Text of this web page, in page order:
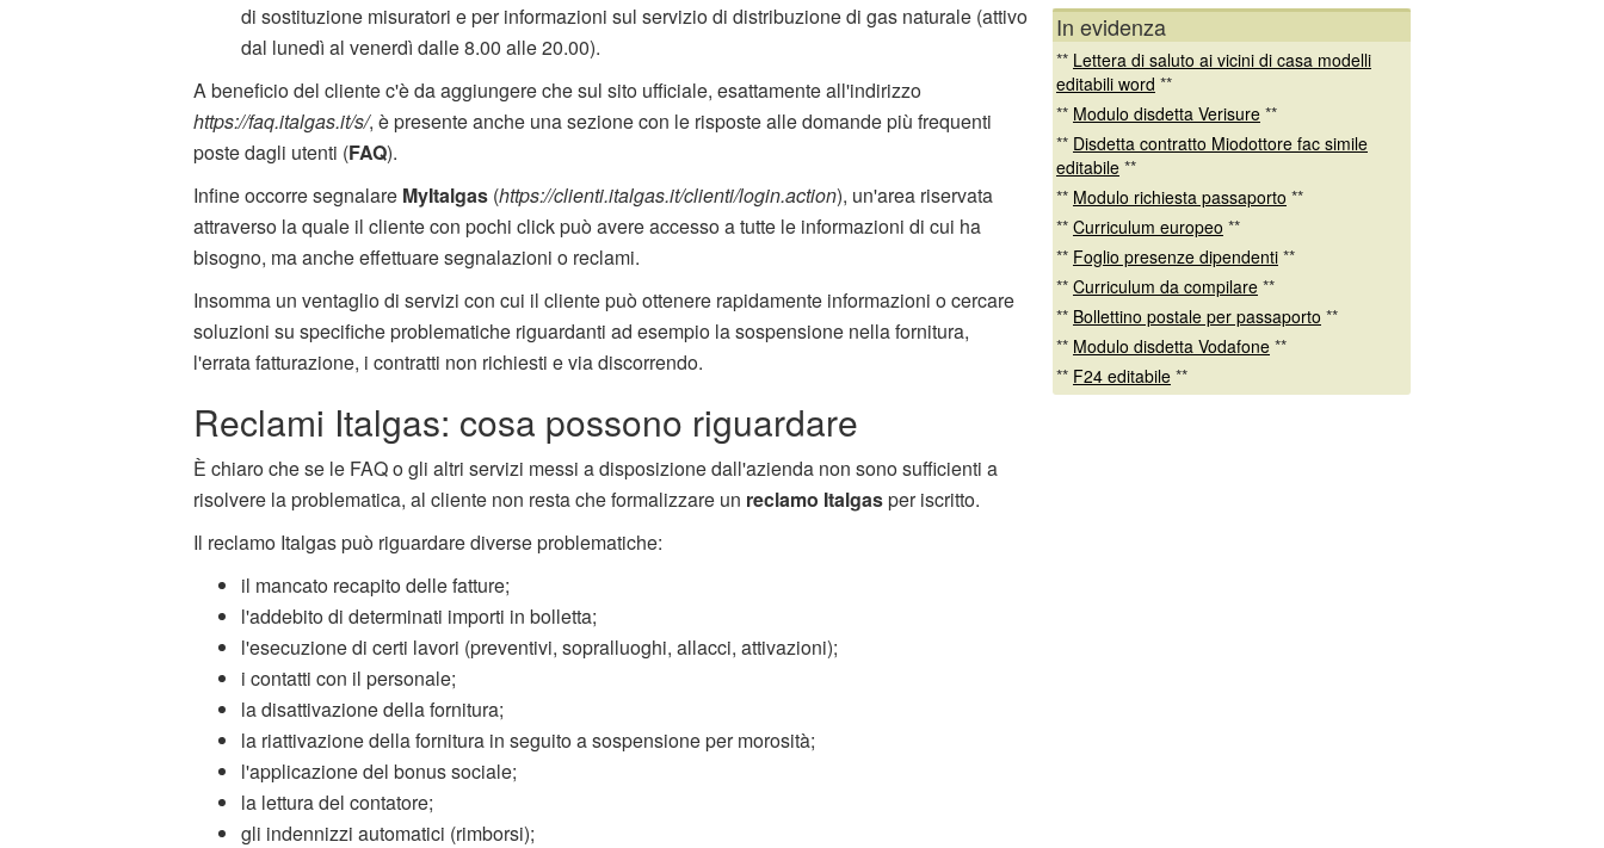
di sostituzione misuratori e per informazioni sul servizio di distribuzione di gas naturale (attivo
dal lunedì al venerdì dalle 8.00 alle 20.00).
A beneficio del cliente c'è da aggiungere che sul sito ufficiale, esattamente all'indirizzo
https://faq.italgas.it/s/, è presente anche una sezione con le risposte alle domande più frequenti
poste dagli utenti (FAQ).
Infine occorre segnalare MyItalgas (https://clienti.italgas.it/clienti/login.action), un'area riservata
attraverso la quale il cliente con pochi click può avere accesso a tutte le informazioni di cui ha
bisogno, ma anche effettuare segnalazioni o reclami.
Insomma un ventaglio di servizi con cui il cliente può ottenere rapidamente informazioni o cercare
soluzioni su specifiche problematiche riguardanti ad esempio la sospensione nella fornitura,
l'errata fatturazione, i contratti non richiesti e via discorrendo.
Reclami Italgas: cosa possono riguardare
È chiaro che se le FAQ o gli altri servizi messi a disposizione dall'azienda non sono sufficienti a
risolvere la problematica, al cliente non resta che formalizzare un reclamo Italgasper iscritto.
Il reclamo Italgas può riguardare diverse problematiche:
il mancato recapito delle fatture;
l'addebito di determinati importi in bolletta;
l'esecuzione di certi lavori (preventivi, sopralluoghi, allacci, attivazioni);
i contatti con il personale;
la disattivazione della fornitura;
la riattivazione della fornitura in seguito a sospensione per morosità;
l'applicazione del bonus sociale;
la lettura del contatore;
gli indennizzi automatici (rimborsi);
In evidenza
** Lettera di saluto ai vicini di casa modelli
editabili word **
** Modulo disdetta Verisure **
** Disdetta contratto Miodottore fac simile
editabile **
** Modulo richiesta passaporto **
** Curriculum europeo **
** Foglio presenze dipendenti **
** Curriculum da compilare **
** Bollettino postale per passaporto **
** Modulo disdetta Vodafone **
** F24 editabile **